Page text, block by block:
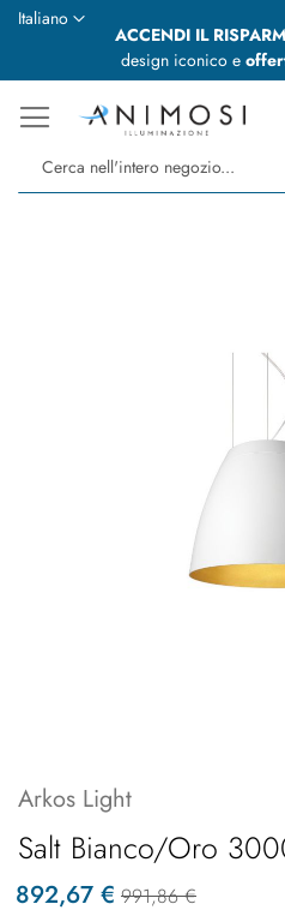
ACCENDI IL
design iconico e
Lingua
Italiano
Arkos Light
Salt Bianco/Oro
892,67 € 991,86 €